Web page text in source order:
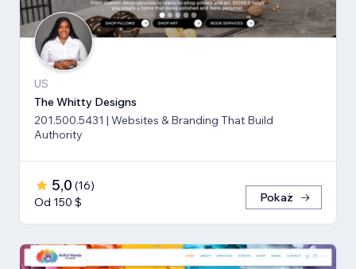
US
The Whitty Designs
201.500.5431 | Websites & Branding That Build
Authority
5,0 (16)
Od 150 $
Pokaż